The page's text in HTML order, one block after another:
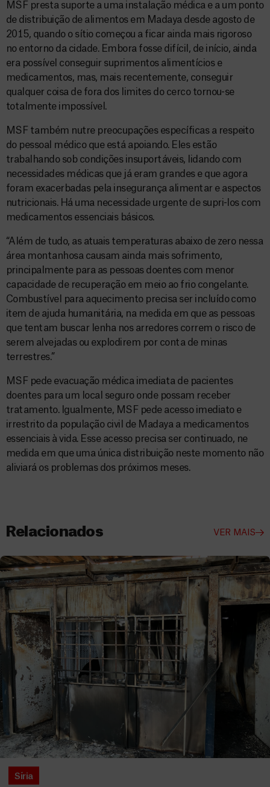
MSF presta suporte a uma instalação médica e a um ponto
de distribuição de alimentos em Madaya desde agosto de
2015, quando o sítio começou a ficar ainda mais rigoroso
no entorno da cidade. Embora fosse difícil, de início, ainda
era possível conseguir suprimentos alimentícios e
medicamentos, mas, mais recentemente, conseguir
qualquer coisa de fora dos limites do cerco tornou-se
totalmente impossível.
MSF também nutre preocupações específicas a respeito
do pessoal médico que está apoiando. Eles estão
trabalhando sob condições insuportáveis, lidando com
necessidades médicas que já eram grandes e que agora
foram exacerbadas pela insegurança alimentar e aspectos
nutricionais. Há uma necessidade urgente de supri-los com
medicamentos essenciais básicos.
“Além de tudo, as atuais temperaturas abaixo de zero nessa
área montanhosa causam ainda mais sofrimento,
principalmente para as pessoas doentes com menor
capacidade de recuperação em meio ao frio congelante.
Combustível para aquecimento precisa ser incluído como
item de ajuda humanitária, na medida em que as pessoas
que tentam buscar lenha nos arredores correm o risco de
serem alvejadas ou explodirem por conta de minas
terrestres.”
MSF pede evacuação médica imediata de pacientes
doentes para um local seguro onde possam receber
tratamento. Igualmente, MSF pede acesso imediato e
irrestrito da população civil de Madaya a medicamentos
essenciais à vida. Esse acesso precisa ser continuado, ne
medida em que uma única distribuição neste momento não
aliviará os problemas dos próximos meses.
Relacionados VER MAIS
Síria